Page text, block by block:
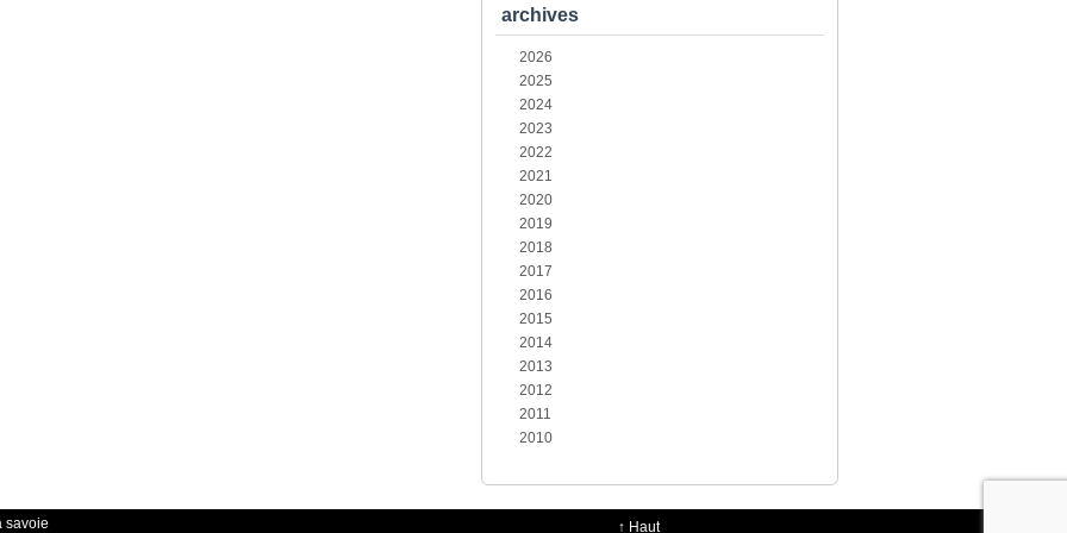
archives
2026
2025
2024
2023
2022
2021
2020
2019
2018
2017
2016
2015
2014
2013
2012
2011
2010
savoie ↑ Haut